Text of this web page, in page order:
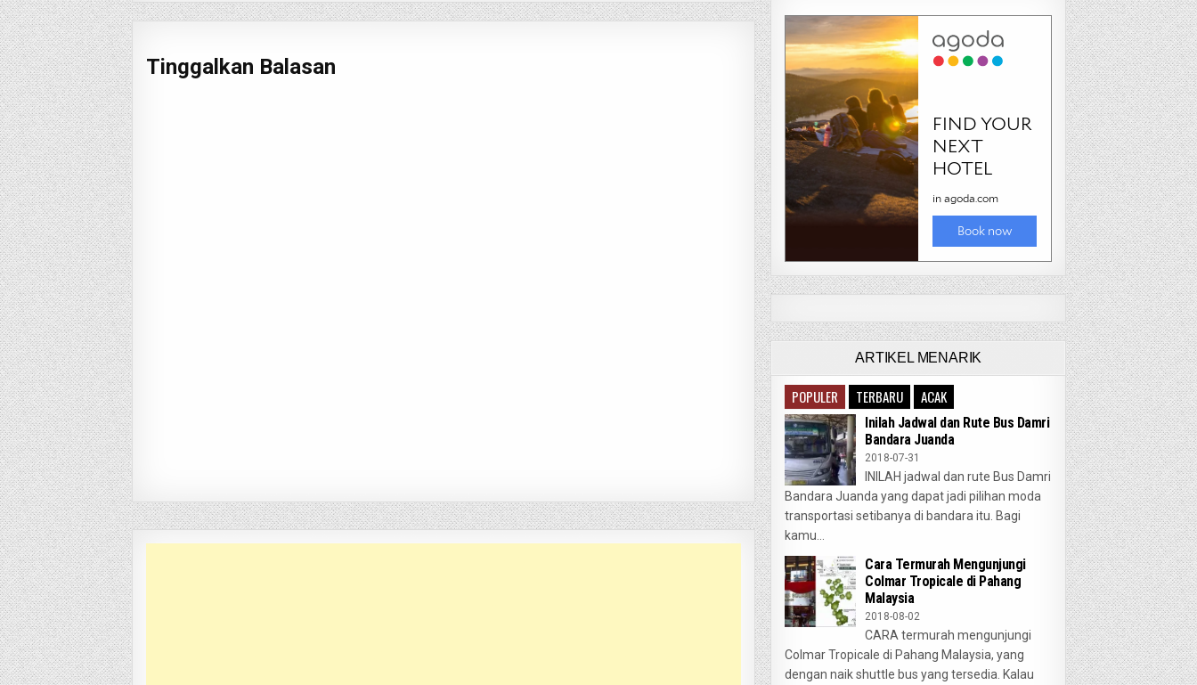
Tinggalkan Balasan
ARTIKEL MENARIK
POPULER TERBARU ACAK
Inilah Jadwal dan Rute Bus Damri
Bandara Juanda
2018-07-31
INILAH jadwal dan rute Bus Damri
Bandara Juanda yang dapat jadi pilihan moda
transportasi setibanya di bandara itu. Bagi
kamu...
Cara Termurah Mengunjungi
Colmar Tropicale di Pahang
Malaysia
2018-08-02
CARA termurah mengunjungi
Colmar Tropicale di Pahang Malaysia, yang
dengan naik shuttle bus yang tersedia. Kalau